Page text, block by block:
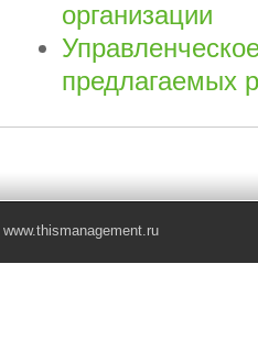
организации
предлагаемых
www.thismanagement.ru